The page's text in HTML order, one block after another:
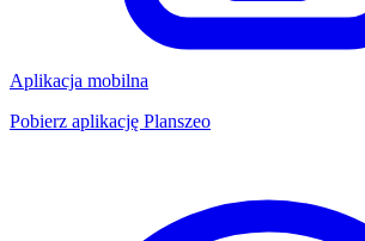
Aplikacja mobilna
Pobierz aplikację Planszeo